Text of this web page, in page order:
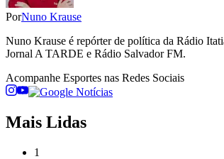
PorNuno Krause
Nuno Krause é repórter de política da Rádio
Jornal A TARDE e Rádio Salvador FM.
Acompanhe Esportes nas Redes Sociais
Mais Lidas
1